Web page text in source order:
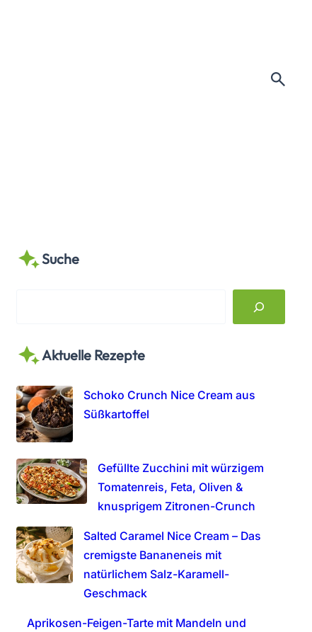
Suche
r
h
Aktuelle Rezepte
Schoko Crunch Nice Cream aus
Süßkartoffel
Gefüllte Zucchini mit würzigem
Tomatenreis, Feta, Oliven &
knusprigem Zitronen-Crunch
Salted Caramel Nice Cream – Das
cremigste Bananeneis mit
natürlichem Salz-Karamell-
Geschmack
Aprikosen-Feigen-Tarte mit Mandeln und